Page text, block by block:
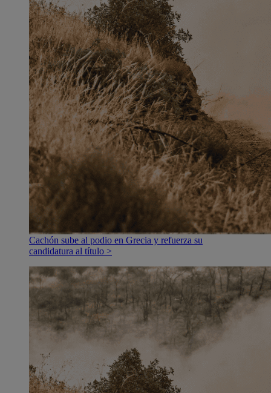
Cachón sube al podio en Grecia y refuerza su
candidatura al título >